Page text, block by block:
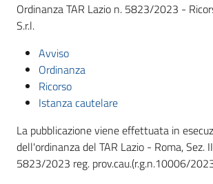
Ordinanza TAR Lazio n. 5823/2023 -
S.r.l.
Avviso
Ordinanza
Ricorso
Istanza cautelare
La pubblicazione viene effettuata in
dell'ordinanza del TAR Lazio - Roma, Sez.
5823/2023 reg. prov.cau.(r.g.n.10006/